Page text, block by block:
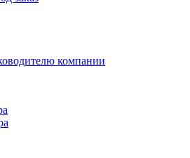
компании